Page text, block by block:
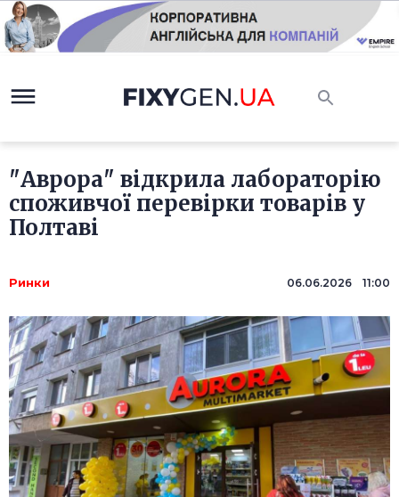
"Аврора" відкрила лабораторію
споживчої перевірки товарів у
Полтаві
Ринки 06.06.2026 11:00